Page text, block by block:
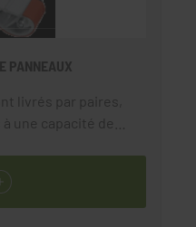
PANNEAUX
une capacité de
matériaux.